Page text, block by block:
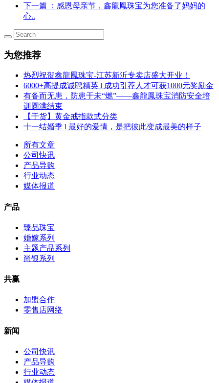
下一篇
：感恩母亲节，鑫龍鳳珠宝为您准备了妈妈的
心..
为您推荐
热烈祝贺鑫龍鳳珠宝-江苏新沂专卖店盛大开业！
6000+高提成诚聘精英 l 成功引荐人才可获1000元奖励金
有备而无患，防患于未“燃”——鑫龍鳳珠宝消防安全培
训圆满结束
【干货】黄金戒指款式分类
十一结婚季 l 最好的爱情，是把彼此变成最美的样子
所有文章
公司快讯
产品导购
行业动态
媒体报道
产品
臻品珠宝
婚嫁系列
主题产品系列
尚银系列
共赢
加盟合作
零售店网络
新闻
公司快讯
产品导购
行业动态